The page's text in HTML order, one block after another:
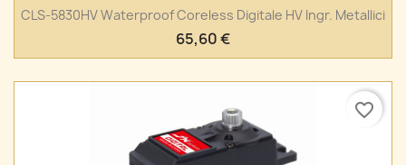
CLS-5830HV Waterproof Coreless Digitale HV Ingr. Metallici
65,60 €
favorite_border